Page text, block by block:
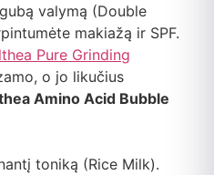
valymą (Double
makiažą ir SPF.
Pure Grinding
o jo likučius
Amino Acid Bubble
toniką (Rice Milk).